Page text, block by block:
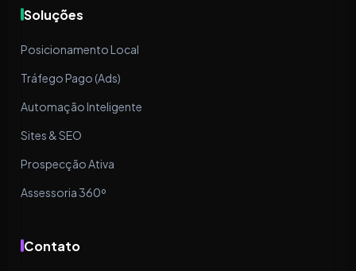
Soluções
Posicionamento Local
Tráfego Pago (Ads)
Automação Inteligente
Sites & SEO
Prospecção Ativa
Assessoria 360º
Contato